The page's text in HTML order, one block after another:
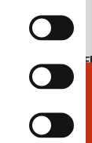
Servetten:
Alice
Cadeaukiezer